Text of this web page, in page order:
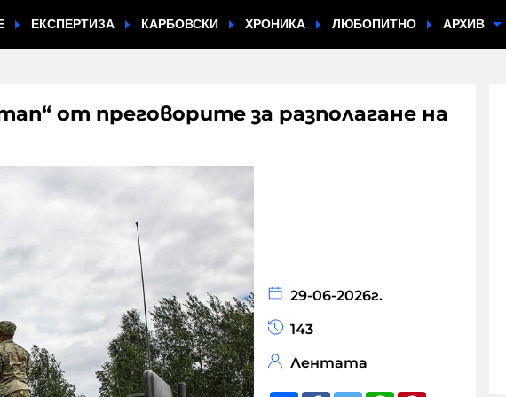
ЕКСПЕРТИЗА КАРБОВСКИ ХРОНИКА ЛЮБОПИТНО АРХИВ
от преговорите за разполагане на
29-06-2026г.
143
Лентата